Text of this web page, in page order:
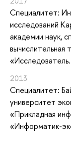
Специалитет:
исследований
академии наук,
вычислительная
2013
Специалитет:
университет
«Прикладная
«Информатик-